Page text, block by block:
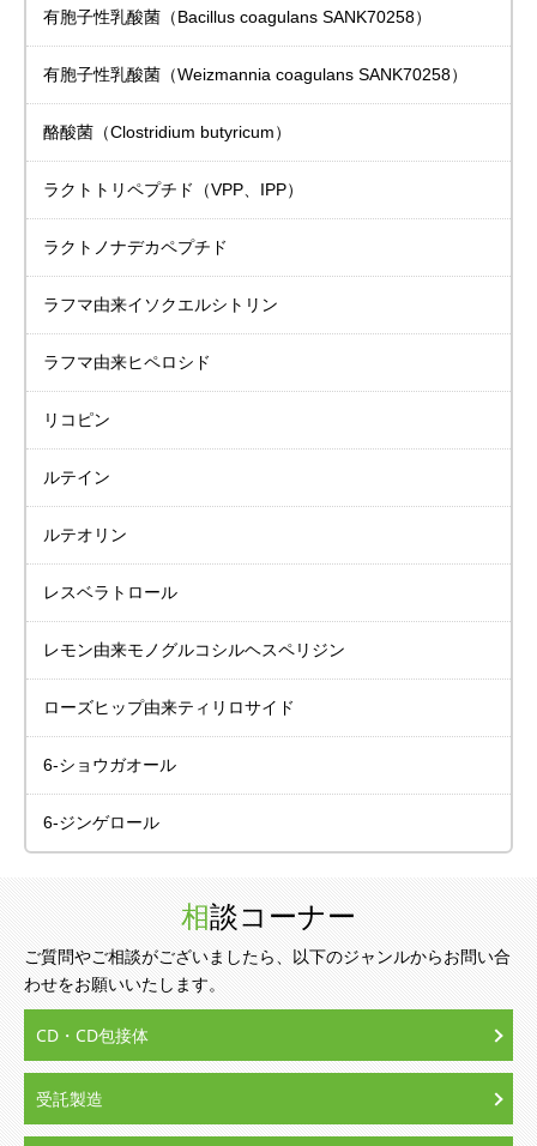
有胞子性乳酸菌 （Bacillus coagulans SANK70258）
有胞子性乳酸菌 （Weizmannia coagulans SANK70258）
酪酸菌（Clostridium butyricum）
ラクトトリペプチド （VPP、IPP）
ラクトノナデカペプチド
ラフマ由来イソクエルシトリン
ラフマ由来ヒペロシド
リコピン
ルテイン
ルテオリン
レスベラトロール
レモン由来モノグルコシルヘスペリジン
ローズヒップ由来ティリロサイド
6-ショウガオール
6-ジンゲロール
相談コーナー
ご質問やご相談がございましたら、以下のジャンルからお問い合
わせをお願いいたします。
CD・CD包接体
受託製造